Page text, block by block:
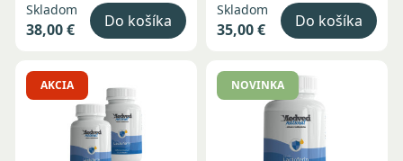
Skladom
38,00 € Do košíka
Skladom
35,00 € Do košíka
AKCIA NOVINKA